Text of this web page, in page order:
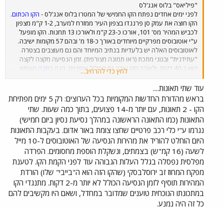
"פיליאס" בלוס אנג'לס
לפני ימים אחדים נפתח הקו החמישי של המטרו בלוס אנג'לס - הקו הכתום.
הקו חוצה את עמק סן פרננדו בצפון העיר ממזרח למערב, 1-2 ק"מ מצפון
לכביש המהיר מס' 101, אורכו כ-23 ק"מ ולאורכו 13 תחנות. הקו מופעל
ע"י אוטובוסים מפרקיים מיוחדים באורך כ-18 מ' ובהם 57 מקומות ישיבה.
לאוטובוסים האלה יש בלעדיות בנתיב המיוחד והם גם מעוצבים בצטרה
"עתידנית" ובגוני מתכת (ראו תמונה מצורפת). זמן הנסיעה מקצה לקצה
הוא כ-40 דקות, ולאורך הקו עובר גם מסלול אופניים. הנה
כתבה מעיתון
לוס אנג'לס טיימס המתארת את טקס הפתיחה, שבו נאמרו מילים מוכרות
כמו "רכבת על כביש" ו"הפתרון הטוב ביותר בעולם". ב
בעיית הבטיחות של הקו שחוצה 36 צמתים בלי מחסום או הפרדה מפלסית,
וכבר ביום חמישי הייתה תאונה בין אוטובוס שהיה בנסיעת נסיון לבין כלי
רכב שחצה צומת באור אדום. הקווים האחרים בעיר: האדום (קו הרכבת
התחתית היחיד) מתחנת Union לצפון הוליווד (שם הוא מתחבר לקו הכתום
החדש בקצהו המזרחי), הכחול (צפון-דרום), הירוק (לאורך כביש 105 בדרום
העיר) והזהוב (מהמרכז לפסדינה במזרח) - קווי רכבת קלה. הפרויקט הגדול
הבא של המטרו של לוס אנג'לס הואהארכת הקו הזהובלמזרח לוס
אנג'לס.
לחץ כדי להרחיב...
עוד שתי תאונות....
בראש מהדורת החדשות המקומיות בכל הערוצים: רק 5 ימים מפתיחת
הקו - 2 תאונות, עם יותר מ-14 פצועים, בתוך כמה שעות. שתי
התאונות (כמו התאונה הראשונה במהלך נסיעת נסיון ביום חמישי)
נגרמו ע"י כלי רכב פרטיים שחצו צומת באור אדום. בעקבות התאונות
היום הוחלט להוריד את מהירות הנסיעה של האוטובוסים ל-10 מייל
לשעה (16 קמ"ש) בצמתים, ונשקלת הוספת מחסומים. הפרדה
מפלסית נפסלה בגלל העלות הגבוהה עוד לפני הקמת הקו. לטענת
מפקח המחוז זב ירוסלבסקי (שהקו הזה הוא ה"בייבי" שלו) הורדת
המהירות תוסיף לזמן הנסיעה הכולל לא יותר מ-2 דקות. מתנגדי הקו
במתכונתו הנוכחית טוענים שמדובר במחדל, ושאם היו מקשיבים להם
כל זה היה נמנע.